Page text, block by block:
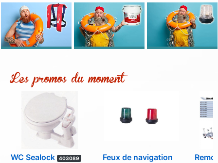
Les promos du moment
WC Sealock 403089
Feux de navigation